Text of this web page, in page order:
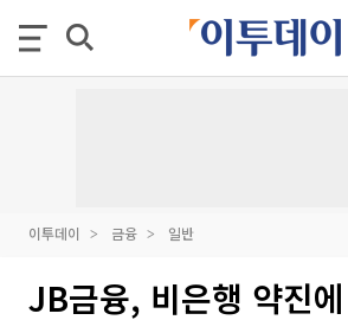
이투데이 금융 일반
JB금융, 비은행 약진